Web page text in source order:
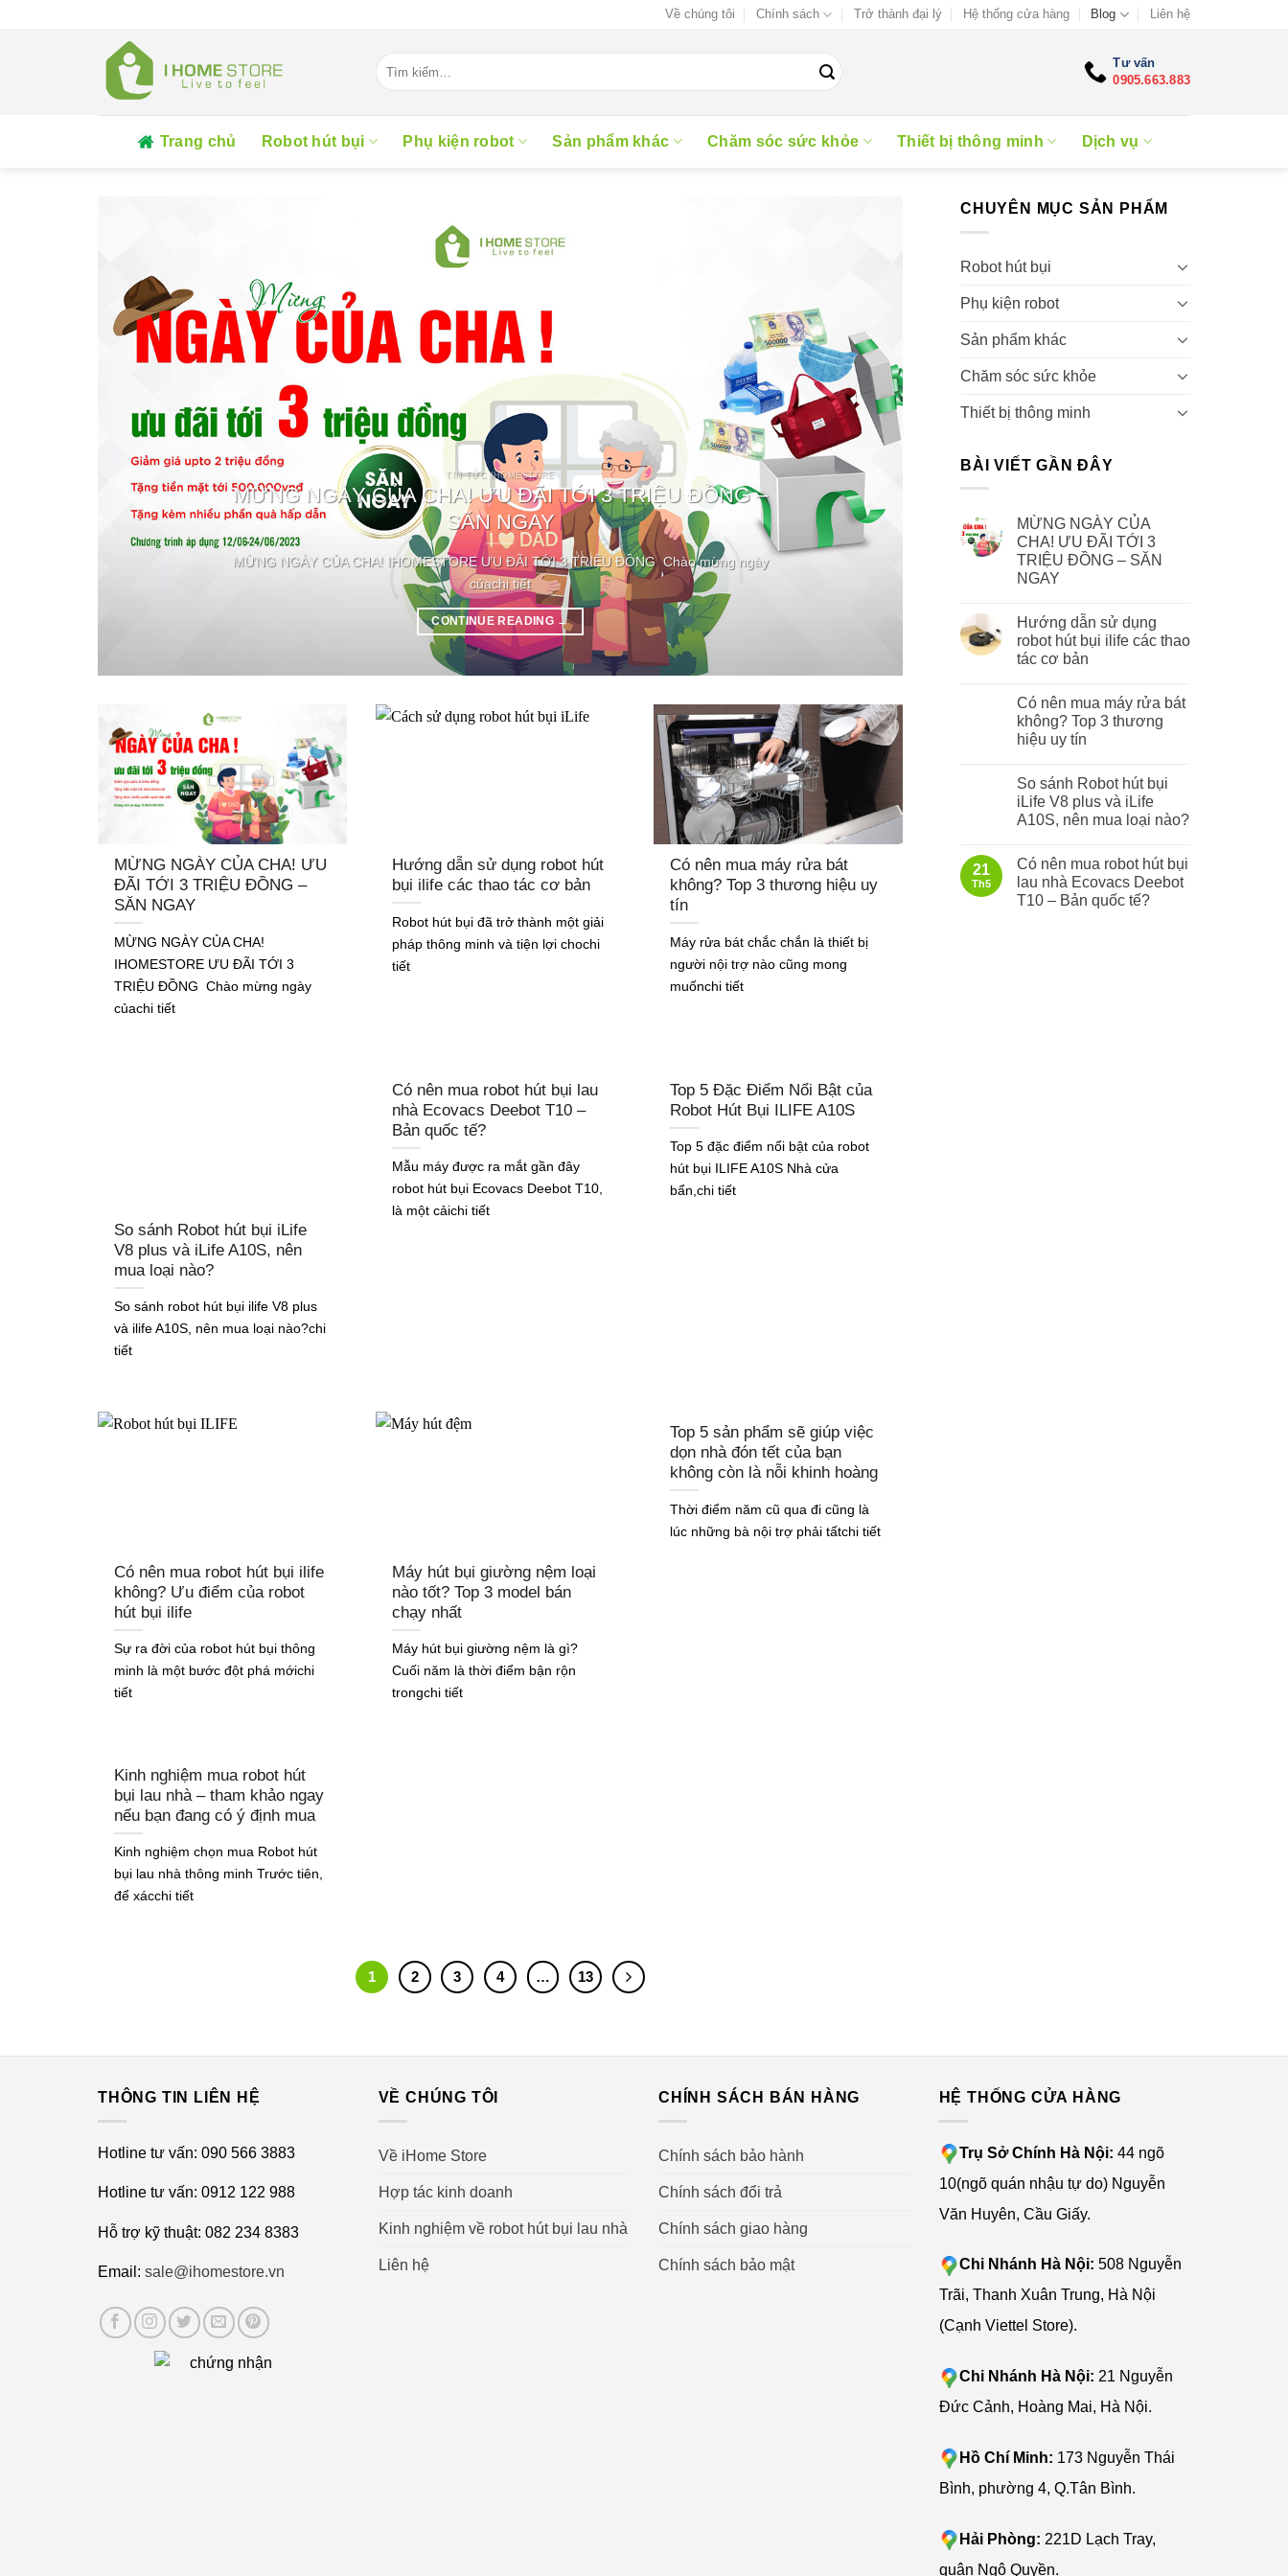
Về chúng tôi Chính sách Trở thành đại lý Hệ thống cửa hàng Blog Liên hệ
kiếm:
Tư vấn
0905.663.883
Trang chủ Robot hút bụi Phụ kiện robot Sản phẩm khác Chăm sóc sức khỏe Thiết bị thông minh Dịch vụ
TIN TỨC IHOMESTORE
MỪNG NGÀY CỦA CHA! ƯU ĐÃI TỚI 3 TRIỆU ĐỒNG –
SĂN NGAY
MỪNG NGÀY CỦA CHA! IHOMESTORE ƯU ĐÃI TỚI 3 TRIỆU ĐỒNG Chào mừng ngày
củachi tiết
CONTINUE READING →
Hướng dẫn sử dụng robot
MỪNG NGÀY CỦA CHA! ƯU
ĐÃI TỚI 3 TRIỆU ĐỒNG –
SĂN NGAY
MỪNG NGÀY CỦA CHA!
IHOMESTORE ƯU ĐÃI TỚI 3
TRIỆU ĐỒNG Chào mừng ngày
củachi tiết
Hướng dẫn sử dụng robot hút
bụi ilife các thao tác cơ bản
Robot hút bụi đã trở thành một giải
pháp thông minh và tiện lợi chochi
tiết
Có nên mua máy rửa bát
không? Top 3 thương hiệu uy
tín
Máy rửa bát chắc chắn là thiết bị
người nội trợ nào cũng mong
muốnchi tiết
So sánh Robot hút bụi iLife
V8 plus và iLife A10S, nên
mua loại nào?
So sánh robot hút bụi ilife V8 plus
và ilife A10S, nên mua loại nào?chi
tiết
Có nên mua robot hút bụi lau
nhà Ecovacs Deebot T10 –
Bản quốc tế?
Mẫu máy được ra mắt gần đây
robot hút bụi Ecovacs Deebot T10,
là một cảichi tiết
Top 5 Đặc Điểm Nổi Bật của
Robot Hút Bụi ILIFE A10S
Top 5 đặc điểm nổi bật của robot
hút bụi ILIFE A10S Nhà cửa
bẩn,chi tiết
Có nên mua robot hút bụi ilife
không? Ưu điểm của robot
hút bụi ilife
Sự ra đời của robot hút bụi thông
minh là một bước đột phá mớichi
tiết
Máy hút bụi giường nệm loại
nào tốt? Top 3 model bán
chạy nhất
Máy hút bụi giường nệm là gì?
Cuối năm là thời điểm bận rộn
trongchi tiết
Top 5 sản phẩm sẽ giúp việc
dọn nhà đón tết của bạn
không còn là nỗi khinh hoàng
Thời điểm năm cũ qua đi cũng là
lúc những bà nội trợ phải tấtchi tiết
Kinh nghiệm mua robot hút
bụi lau nhà – tham khảo ngay
nếu bạn đang có ý định mua
Kinh nghiệm chọn mua Robot hút
bụi lau nhà thông minh Trước tiên,
để xácchi tiết
1 2 3 4 … 13
CHUYÊN MỤC SẢN PHẨM
Robot hút bụi
Phụ kiện robot
Sản phẩm khác
Chăm sóc sức khỏe
Thiết bị thông minh
BÀI VIẾT GẦN ĐÂY
MỪNG NGÀY CỦA
CHA! ƯU ĐÃI TỚI 3
TRIỆU ĐỒNG – SĂN
NGAY
Hướng dẫn sử dụng
robot hút bụi ilife các thao
tác cơ bản
Có nên mua máy rửa bát
không? Top 3 thương
hiệu uy tín
So sánh Robot hút bụi
iLife V8 plus và iLife
A10S, nên mua loại nào?
21
Th5
Có nên mua robot hút bụi
lau nhà Ecovacs Deebot
T10 – Bản quốc tế?
THÔNG TIN LIÊN HỆ
Hotline tư vấn: 090 566 3883
Hotline tư vấn: 0912 122 988
Hỗ trợ kỹ thuật: 082 234 8383
Email: sale@ihomestore.vn
VỀ CHÚNG TÔI
Về iHome Store
Hợp tác kinh doanh
Kinh nghiệm về robot hút bụi lau nhà
Liên hệ
CHÍNH SÁCH BÁN HÀNG
Chính sách bảo hành
Chính sách đổi trả
Chính sách giao hàng
Chính sách bảo mật
HỆ THỐNG CỬA HÀNG
Trụ Sở Chính Hà Nội: 44 ngõ
10(ngõ quán nhậu tự do) Nguyễn
Văn Huyên, Cầu Giấy.
Chi Nhánh Hà Nội: 508 Nguyễn
Trãi, Thanh Xuân Trung, Hà Nội
(Cạnh Viettel Store).
Chi Nhánh Hà Nội: 21 Nguyễn
Đức Cảnh, Hoàng Mai, Hà Nội.
Hồ Chí Minh: 173 Nguyễn Thái
Bình, phường 4, Q.Tân Bình.
Hải Phòng: 221D Lạch Tray,
quận Ngô Quyền.